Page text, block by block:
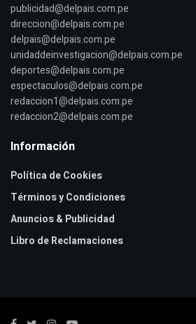
publicidad@delpais.com.pe
direccion@delpais.com.pe
delpais@delpais.com.pe
unidaddeinvestigacion@delpais.com.pe
deportes@delpais.com.pe
espectaculos@delpais.com.pe
redaccion1@delpais.com.pe
redaccion2@delpais.com.pe
Información
Política de Cookies
Términos y Condiciones
Anuncios & Publicidad
Libro de Reclamaciones